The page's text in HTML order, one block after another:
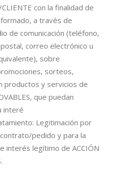
con la finalidad de
a través de
de comunicación (teléfono,
postal, correo electrónico u
sobre
sorteos,
productos y servicios de
que puedan
interé
Legitimación por
pedido y para la
interés legítimo de ACCIÓN